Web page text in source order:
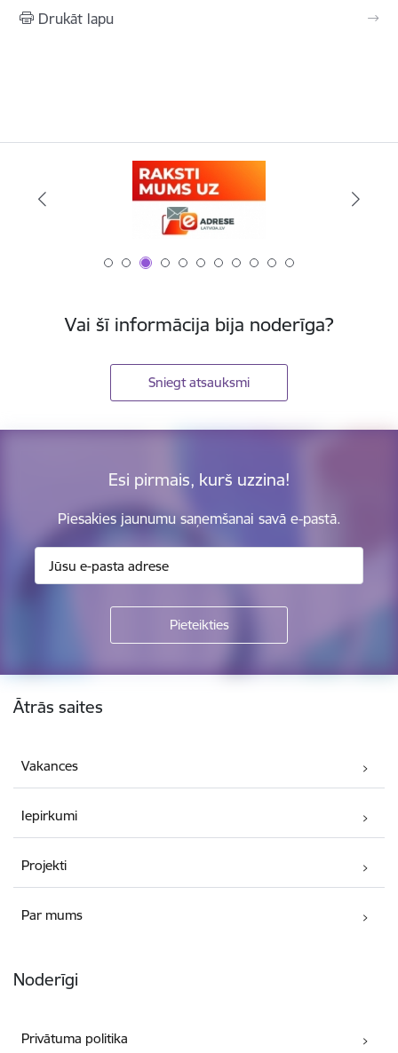
Drukāt lapu
Vai šī informācija bija noderīga?
Sniegt atsauksmi
Esi pirmais, kurš uzzina!
Piesakies jaunumu saņemšanai savā e-pastā.
Kājene
Ātrās saites
Vakances
Iepirkumi
Projekti
Par mums
Noderīgi
Privātuma politika